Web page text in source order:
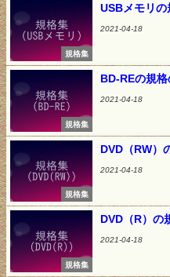
規格集
USBメモリの
2021-04-18
規格集
BD-REの規
2021-04-18
規格集
DVD（RW）
2021-04-18
規格集
DVD（R）の
2021-04-18